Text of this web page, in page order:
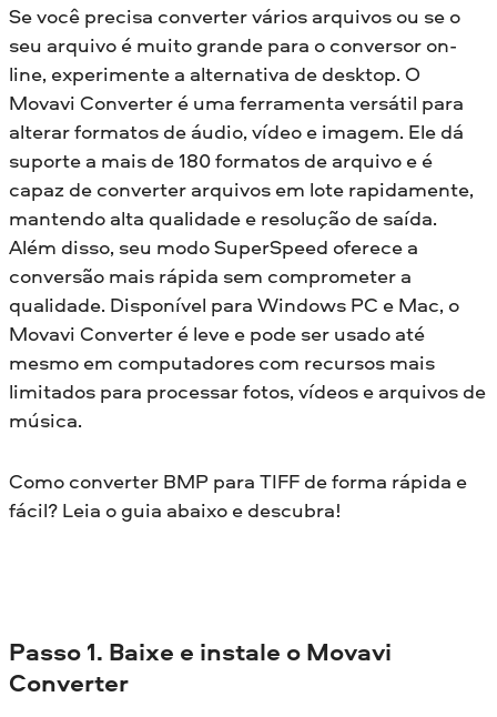
Se você precisa converter vários arquivos ou se o
seu arquivo é muito grande para o conversor on-
line, experimente a alternativa de desktop. O
Movavi Converter é uma ferramenta versátil para
alterar formatos de áudio, vídeo e imagem. Ele dá
suporte a mais de 180 formatos de arquivo e é
capaz de converter arquivos em lote rapidamente,
mantendo alta qualidade e resolução de saída.
Além disso, seu modo SuperSpeed oferece a
conversão mais rápida sem comprometer a
qualidade. Disponível para Windows PC e Mac, o
Movavi Converter é leve e pode ser usado até
mesmo em computadores com recursos mais
limitados para processar fotos, vídeos e arquivos de
música.
Como converter BMP para TIFF de forma rápida e
fácil? Leia o guia abaixo e descubra!
Passo 1. Baixe e instale o Movavi
Converter